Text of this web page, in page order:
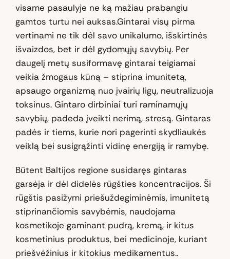
visame pasaulyje ne ką mažiau prabangiu
gamtos turtu nei auksas.Gintarai visų pirma
vertinami ne tik dėl savo unikalumo, išskirtinės
išvaizdos, bet ir dėl gydomųjų savybių. Per
daugelį metų susiformavę gintarai teigiamai
veikia žmogaus kūną – stiprina imunitetą,
apsaugo organizmą nuo įvairių ligų, neutralizuoja
toksinus. Gintaro dirbiniai turi raminamųjų
savybių, padeda įveikti nerimą, stresą. Gintaras
padės ir tiems, kurie nori pagerinti skydliaukės
veiklą bei susigrąžinti vidinę energiją ir ramybę.
Būtent Baltijos regione susidaręs gintaras
garsėja ir dėl didelės rūgšties koncentracijos. Ši
rūgštis pasižymi priešuždegiminėmis, imunitetą
stiprinančiomis savybėmis, naudojama
kosmetikoje gaminant pudrą, kremą, ir kitus
kosmetinius produktus, bei medicinoje, kuriant
priešvėžinius ir kitokius medikamentus..